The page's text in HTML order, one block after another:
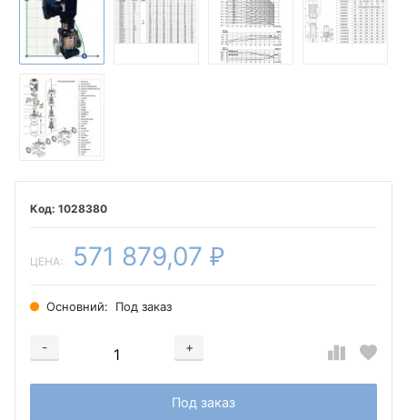
1028380
ЦЕНА: 571 879,07 ₽
Основний: Под заказ
-
+
Добавляется...
Под заказ
Добавлен